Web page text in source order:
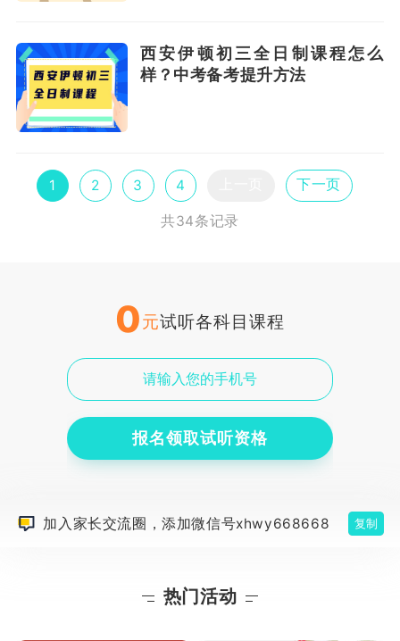
西安伊顿初三全日制课程怎么
样？中考备考提升方法
1 2 3 4 下一页
共34条记录
0元试听各科目课程
报名领取试听资格
加入家长交流圈，添加微信号xhwy668668 复制
热门活动